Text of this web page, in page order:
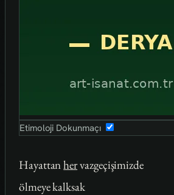
Etimoloji Dokunmaçı
Hayattanhervazgeçişimizde
ölmeye kalksak